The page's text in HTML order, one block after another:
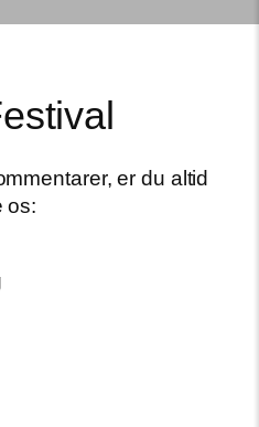
er du altid
os: